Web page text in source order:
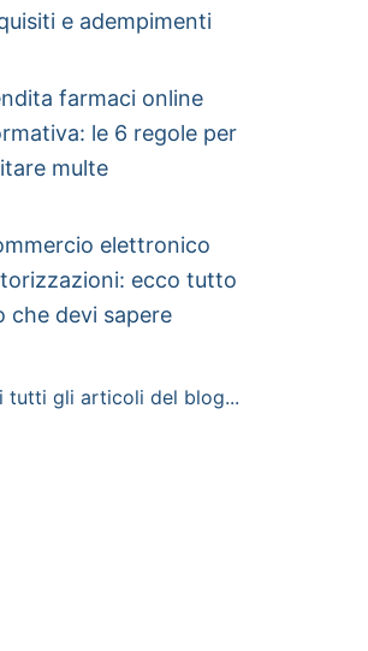
e adempimenti
farmaci online
le 6 regole per
multe
elettronico
ecco tutto
che devi sapere
tutti gli articoli del blog...